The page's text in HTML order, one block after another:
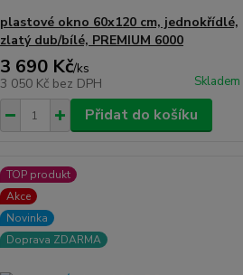
plastové okno 60x120 cm, jednokřídlé,
zlatý dub/bílé, PREMIUM 6000
3 690 Kč/ks
3 050 Kč bez DPH Skladem
Přidat do košíku
TOP produkt
Akce
Novinka
Doprava ZDARMA